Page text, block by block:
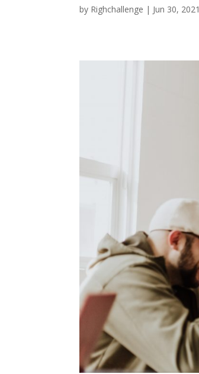
by Righchallenge | Jun 30, 2021